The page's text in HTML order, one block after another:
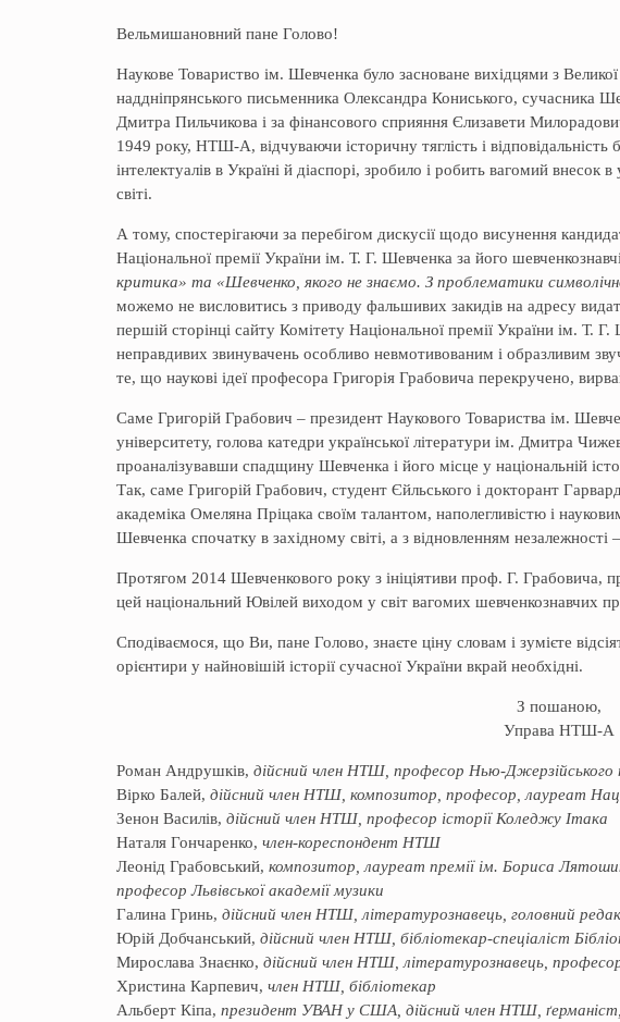
Вельмишановний пане Голово!
Наукове Товариство ім. Шевченка було засноване вихідцями з
наддніпрянського письменника Олександра Кониського, сучасника
Дмитра Пильчикова і за фінансового сприяння Єлизавети
1949 року, НТШ-А, відчуваючи історичну тяглість і відповідальність
інтелектуалів в Україні й діаспорі, зробило і робить вагомий
світі.
А тому, спостерігаючи за перебігом дискусії щодо висунення
Національної премії України ім. Т. Г. Шевченка за його
критика» та «Шевченко, якого не знаємо. З проблематики
можемо не висловитись з приводу фальшивих закидів на адресу
першій сторінці сайту Комітету Національної премії України ім. Т.
неправдивих звинувачень особливо невмотивованим і образливим
те, що наукові ідеї професора Григорія Грабовича перекручено,
Саме Григорій Грабович – президент Наукового Товариства ім.
університету, голова катедри української літератури ім. Дмитра
проаналізувавши спадщину Шевченка і його місце у національній
Так, саме Григорій Грабович, студент Єйльського і докторант
академіка Омеляна Пріцака своїм талантом, наполегливістю і
Шевченка спочатку в західному світі, а з відновленням незалежностi –
Протягом 2014 Шевченкового року з ініціятиви проф. Г. Грабовича,
цей національний Ювілей виходом у світ вагомих шевченкознавчих
Сподіваємося, що Ви, пане Голово, знаєте ціну словам і зумієте
орієнтири у найновішій історії сучасної України вкрай необхідні.
З пошаною,
Управа НТШ-А
Роман Андрушків, дійсний член НТШ, професор Нью-Джерзійського
Вірко Балей, дійсний член НТШ, композитор, професор, лауреат
Зенон Василів, дійсний член НТШ, професор історії Коледжу Ітака
Наталя Гончаренко, член-кореспондент НТШ
Леонід Грабовський, композитор, лауреат премії ім. Бориса
професор Львівської академії музики
Галина Гринь, дійсний член НТШ, літературознавець, головний
Юрій Добчанський, дійсний член НТШ, бібліотекар-спеціаліст
Мирослава Знаєнко, дійсний член НТШ, літературознавець,
Христина Карпевич, член НТШ, бібліотекар
Альберт Кіпа, президент УВАН у США, дійсний член НТШ, ґерманіст,